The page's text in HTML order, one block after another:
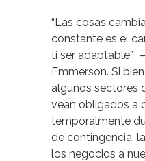
“Las cosas
constante es el
ti ser adaptable”.
Emmerson. Si
algunos sectores
vean obligados a
temporalmente
de contingencia,
los negocios a